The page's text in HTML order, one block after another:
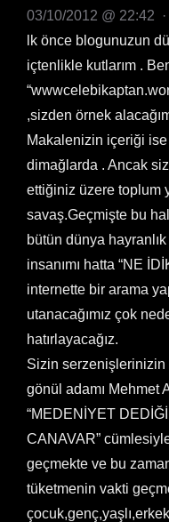
03/10/2012 @ 22:42 ·
lk önce blogunuzun
içtenlikle kutlarım .
,sizden örnek
Makalenizin içeriği ise
dimağlarda . Ancak
ettiğiniz üzere toplum
savaş.Geçmişte bu
bütün dünya
insanımı hatta “NE
internette bir arama
utanacağımız çok
hatırlayacağız.
Sizin serzenişlerinizin
gönül adamı Mehmet
“MEDENİYET
CANAVAR”
geçmekte ve bu
tüketmenin vakti